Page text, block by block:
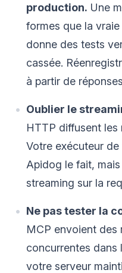
production. Une
formes que la
donne des tests
cassée.
à partir de
Oublier le
HTTP diffusent les
Votre exécuteur
Apidog le fait,
streaming sur la
Ne pas tester la
MCP envoient des
concurrentes dans
votre serveur